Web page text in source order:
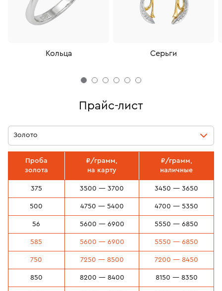
Кольца Серьги
Прайс-лист
Золото
Проба
золота
₽/грамм,
на карту
₽/грамм,
наличные
375 3500 — 3700 3450 — 3650
500 4750 — 5400 4700 — 5350
56 5600 — 6900 5550 — 6850
585 5600 — 6900 5550 — 6850
750 7250 — 8500 7200 — 8450
850 8200 — 8400 8150 — 8350